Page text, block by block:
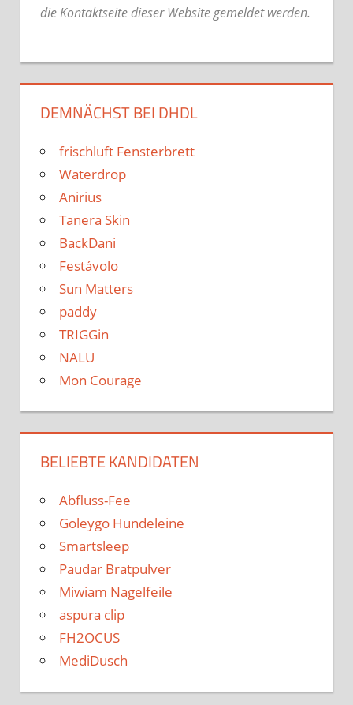
die Kontaktseite dieser Website gemeldet werden.
DEMNÄCHST BEI DHDL
frischluft Fensterbrett
Waterdrop
Anirius
Tanera Skin
BackDani
Festávolo
Sun Matters
paddy
TRIGGin
NALU
Mon Courage
BELIEBTE KANDIDATEN
Abfluss-Fee
Goleygo Hundeleine
Smartsleep
Paudar Bratpulver
Miwiam Nagelfeile
aspura clip
FH2OCUS
MediDusch